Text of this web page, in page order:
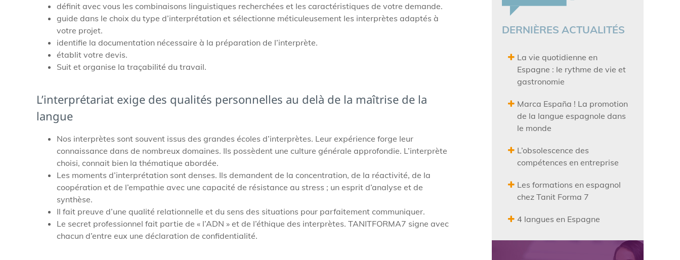
définit avec vous les combinaisons linguistiques recherchées et les caractéristiques de votre demande.
guide dans le choix du type d’interprétation et sélectionne méticuleusement les interprètes adaptés à
votre projet.
identifie la documentation nécessaire à la préparation de l’interprète.
établit votre devis.
Suit et organise la traçabilité du travail.
L’interprétariat exige des qualités personnelles au delà de la maîtrise de la
langue
Nos interprètes sont souvent issus des grandes écoles d’interprètes. Leur expérience forge leur
connaissance dans de nombreux domaines. Ils possèdent une culture générale approfondie. L’interprète
choisi, connait bien la thématique abordée.
Les moments d’interprétation sont denses. Ils demandent de la concentration, de la réactivité, de la
coopération et de l’empathie avec une capacité de résistance au stress ; un esprit d’analyse et de
synthèse.
Il fait preuve d’une qualité relationnelle et du sens des situations pour parfaitement communiquer.
Le secret professionnel fait partie de « l’ADN » et de l’éthique des interprètes. TANITFORMA7 signe avec
chacun d’entre eux une déclaration de confidentialité.
DERNIÈRES ACTUALITÉS
La vie quotidienne en
Espagne : le rythme de vie et
gastronomie
Marca España ! La promotion
de la langue espagnole dans
le monde
L’obsolescence des
compétences en entreprise
Les formations en espagnol
chez Tanit Forma 7
4 langues en Espagne